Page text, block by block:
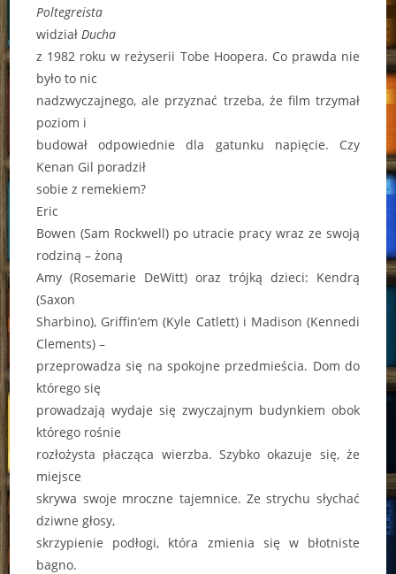
Poltegreista
widziałDucha
z 1982 roku w reżyserii Tobe Hoopera. Co prawda nie
było to nic
nadzwyczajnego, ale przyznać trzeba, że film trzymał
poziom i
budował odpowiednie dla gatunku napięcie. Czy
Kenan Gil poradził
sobie z remekiem?
Eric
Bowen (Sam Rockwell) po utracie pracy wraz ze swoją
rodziną – żoną
Amy (Rosemarie DeWitt) oraz trójką dzieci: Kendrą
(Saxon
Sharbino), Griffin’em (Kyle Catlett) i Madison (Kennedi
Clements) –
przeprowadza się na spokojne przedmieścia. Dom do
którego się
prowadzają wydaje się zwyczajnym budynkiem obok
którego rośnie
rozłożysta płacząca wierzba. Szybko okazuje się, że
miejsce
skrywa swoje mroczne tajemnice. Ze strychu słychać
dziwne głosy,
skrzypienie podłogi, która zmienia się w błotniste
bagno.